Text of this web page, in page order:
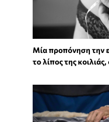
Μία προπόνηση την
το λίπος της